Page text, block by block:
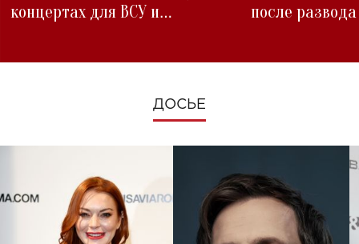
концертах для ВСУ и
после развода
ДОСЬЕ